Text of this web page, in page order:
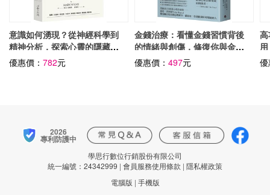
意識如何湧現？從神經科學到
精神分析，探索心靈的隱藏泉
源
優惠價： 782元
金錢治療：看懂金錢習慣背後
的情緒與創傷，修復你與金錢
的關係
優惠價：497元
2026
專利防護中
學思行數位行銷股份有限公司
統一編號：24342999 | 會員服務使用條款 | 隱私權政策
電腦版 | 手機版